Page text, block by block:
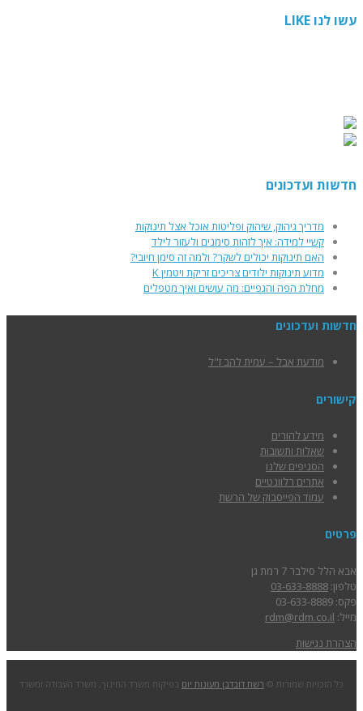
עשו לנו LIKE
חדשות ועדכונים
מדריך גיהוק, שיהוק ופליטות אוכל אצל תינוקות
קשיי למידה: איך לזהות סימנים ולעזור לילד
האם תינוקות יכולים לשקר? ולמה זה סימן חיובי?
מדוע תינוקות ילודים צריכים זריקת ויטמין K
מחלת הפה והגפיים: מה עושים ואיך מטפלים
חדשות ועדכונים
מודעת אבל – עמית להב ז"ל
קישורים
מידע להורים
שאלות ותשובות
הסניפים שלנו
אתרים רלוונטיים
עמוד הפייסבוק של הרשת
פרטים
אבא הלל סילבר 7 רמת גן
טלפון: 03-633-8888
פקס: 03-633-8889
מייל: rdm@rdm.co.il
הצהרת נגישות
כל הזכויות שמורות © רשת דובדבן מעונות יום בפיקוח משרד החינוך, משרד העבודה ומשרד